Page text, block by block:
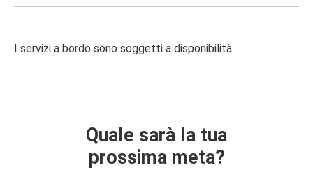
I servizi a bordo sono soggetti a disponibilità
Quale sarà la tua
prossima meta?